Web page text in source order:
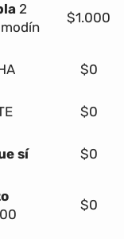
2
$1.000
$0
$0
sí $0
$0